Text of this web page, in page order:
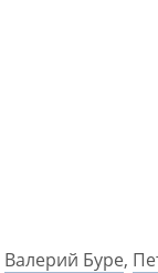
Валерий Буре,